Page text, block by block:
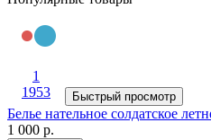
1
1953
Быстрый просмотр
Белье нательное солдатское
1 000 р.